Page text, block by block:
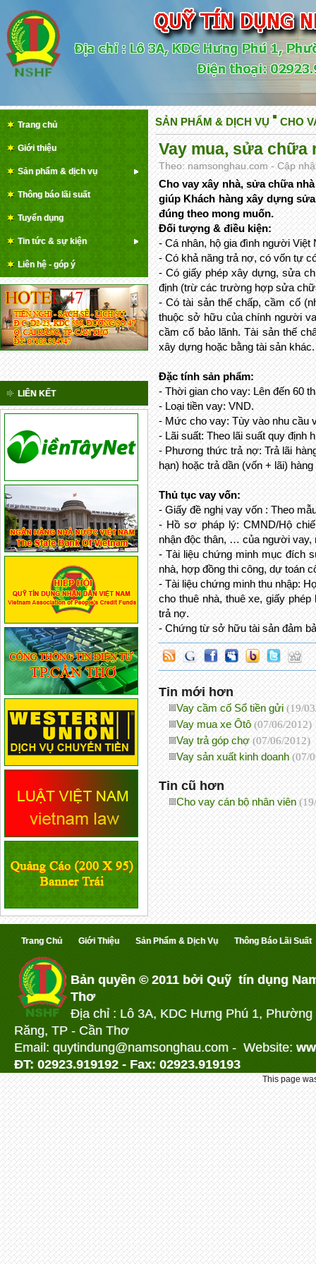
Trang chủ
Giới thiệu
Sản phẩm & dịch vụ
Thông báo lãi suất
Tuyển dụng
Tin tức & sự kiện
Liên hệ - góp ý
LIÊN KẾT
SẢN PHẨM & DỊCH VỤ CHO
Vay mua, sửa chữa
Theo: namsonghau.com - Cập
Cho vay xây nhà, sửa chữa
giúp Khách hàng xây dựng
đúng theo mong muốn.
Đối tượng & điều kiện:
- Cá nhân, hộ gia đình người Việt
- Có khả năng trả nợ, có vốn tự
- Có giấy phép xây dựng, sửa
định (trừ các trường hợp sửa
- Có tài sản thế chấp, cầm cố
thuộc sở hữu của chính người
cầm cố bảo lãnh. Tài sản thế
xây dựng hoặc bằng tài sản khác.
Đặc tính sản phẩm:
- Thời gian cho vay: Lên đến 60
- Loại tiền vay: VND.
- Mức cho vay: Tùy vào nhu cầu
- Lãi suất: Theo lãi suất quy định
- Phương thức trả nợ: Trả lãi
hạn) hoặc trả dần (vốn + lãi)
Thủ tục vay vốn:
- Giấy đề nghị vay vốn : Theo
- Hồ sơ pháp lý: CMND/Hộ
nhận độc thân, … của người vay,
- Tài liệu chứng minh mục đích
nhà, hợp đồng thi công, dự toán
- Tài liệu chứng minh thu nhập:
cho thuê nhà, thuê xe, giấy
trả nợ.
- Chứng từ sở hữu tài sản đảm
Tin mới hơn
Vay cầm cố Sổ tiền gửi(19/
Vay mua xe Ôtô(07/06/2012)
Vay trả góp chợ(07/06/2012)
Vay sản xuất kinh doanh(07/
Tin cũ hơn
Cho vay cán bộ nhân viên
Trang Chủ Giới Thiệu Sản Phẩm & Dịch Vụ Thông Báo Lãi Suất
Bản quyền © 2011 bởi Quỹ tín dụng
Thơ
Địa chỉ : Lô 3A, KDC Hưng Phú 1,
Răng, TP - Cần Thơ
Email: quytindung@namsonghau.com - Website:
ĐT: 02923.919192 - Fax: 02923.919193
This page